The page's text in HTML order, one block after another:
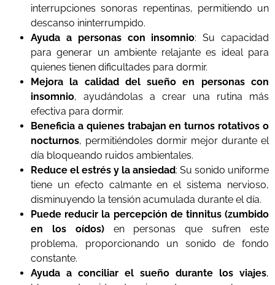
interrupciones sonoras repentinas, permitiendo un
descanso ininterrumpido.
Ayuda a personas con insomnio: Su capacidad
para generar un ambiente relajante es ideal para
quienes tienen dificultades para dormir.
Mejora la calidad del sueño en personas con
insomnio, ayudándolas a crear una rutina más
efectiva para dormir.
Beneficia a quienes trabajan en turnos rotativos o
nocturnos, permitiéndoles dormir mejor durante el
día bloqueando ruidos ambientales.
Reduce el estrés y la ansiedad: Su sonido uniforme
tiene un efecto calmante en el sistema nervioso,
disminuyendo la tensión acumulada durante el día.
Puede reducir la percepción de tinnitus (zumbido
en los oídos)en personas que sufren este
problema, proporcionando un sonido de fondo
constante.
Ayuda a conciliar el sueño durante los viajes,